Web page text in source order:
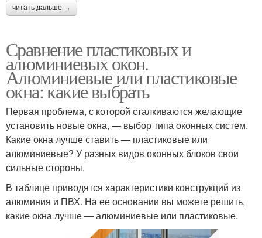
читать дальше →
Сравнение пластиковых и
алюминиевых окон.
Алюминиевые или пластиковые
окна: какие выбрать
Первая проблема, с которой сталкиваются желающие
установить новые окна, — выбор типа оконных систем.
Какие окна лучше ставить — пластиковые или
алюминиевые? У разных видов оконных блоков свои
сильные стороны.
В таблице приводятся характеристики конструкций из
алюминия и ПВХ. На ее основании вы можете решить,
какие окна лучше — алюминиевые или пластиковые.